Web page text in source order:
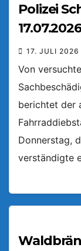
Polizei
17.07.2026
17. JULI 2026
Von
berichtet der
Donnerstag,
verständigte